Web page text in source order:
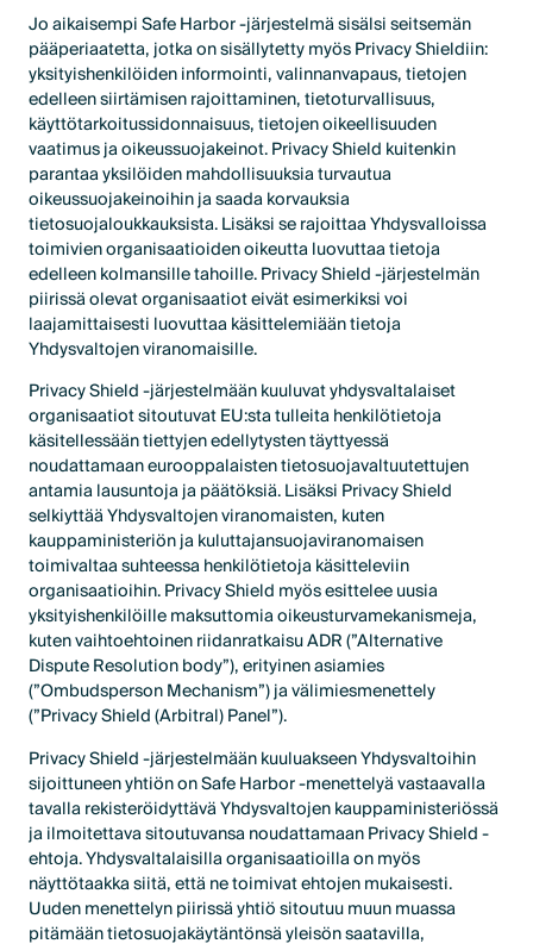
Jo aikaisempi Safe Harbor -järjestelmä sisälsi seitsemän
pääperiaatetta, jotka on sisällytetty myös Privacy Shieldiin:
yksityishenkilöiden informointi, valinnanvapaus, tietojen
edelleen siirtämisen rajoittaminen, tietoturvallisuus,
käyttötarkoitussidonnaisuus, tietojen oikeellisuuden
vaatimus ja oikeussuojakeinot. Privacy Shield kuitenkin
parantaa yksilöiden mahdollisuuksia turvautua
oikeussuojakeinoihin ja saada korvauksia
tietosuojaloukkauksista. Lisäksi se rajoittaa Yhdysvalloissa
toimivien organisaatioiden oikeutta luovuttaa tietoja
edelleen kolmansille tahoille. Privacy Shield -järjestelmän
piirissä olevat organisaatiot eivät esimerkiksi voi
laajamittaisesti luovuttaa käsittelemiään tietoja
Yhdysvaltojen viranomaisille.
Privacy Shield -järjestelmään kuuluvat yhdysvaltalaiset
organisaatiot sitoutuvat EU:sta tulleita henkilötietoja
käsitellessään tiettyjen edellytysten täyttyessä
noudattamaan eurooppalaisten tietosuojavaltuutettujen
antamia lausuntoja ja päätöksiä. Lisäksi Privacy Shield
selkiyttää Yhdysvaltojen viranomaisten, kuten
kauppaministeriön ja kuluttajansuojaviranomaisen
toimivaltaa suhteessa henkilötietoja käsitteleviin
organisaatioihin. Privacy Shield myös esittelee uusia
yksityishenkilöille maksuttomia oikeusturvamekanismeja,
kuten vaihtoehtoinen riidanratkaisu ADR (”Alternative
Dispute Resolution body”), erityinen asiamies
(”Ombudsperson Mechanism”) ja välimiesmenettely
(”Privacy Shield (Arbitral) Panel”).
Privacy Shield -järjestelmään kuuluakseen Yhdysvaltoihin
sijoittuneen yhtiön on Safe Harbor -menettelyä vastaavalla
tavalla rekisteröidyttävä Yhdysvaltojen kauppaministeriössä
ja ilmoitettava sitoutuvansa noudattamaan Privacy Shield -
ehtoja. Yhdysvaltalaisilla organisaatioilla on myös
näyttötaakka siitä, että ne toimivat ehtojen mukaisesti.
Uuden menettelyn piirissä yhtiö sitoutuu muun muassa
pitämään tietosuojakäytäntönsä yleisön saatavilla,